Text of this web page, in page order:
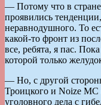
— Потому что в
проявились
неравнодушного. То
какой-то фронт из
все, ребята, я пас.
которой только
— Но, с другой
Троицкого и Noize MC
уголовного дела с